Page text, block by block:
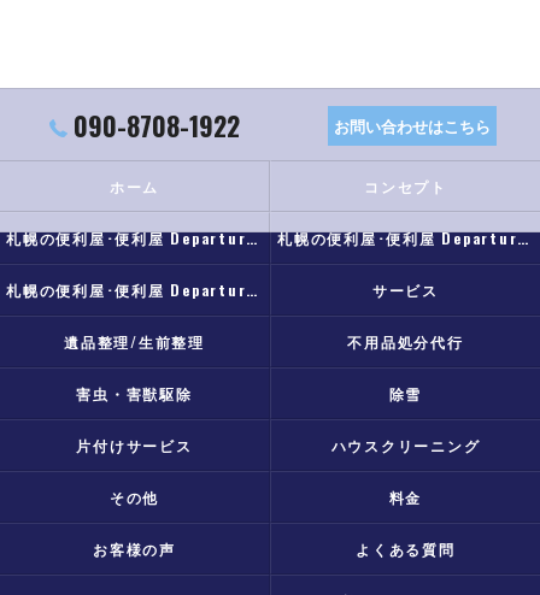
090-8708-1922 お問い合わせはこちら
ホーム コンセプト
札幌の便利屋･便利屋 Departureの口コミ情報 札幌の便利屋･便利屋 Departureの評判
札幌の便利屋･便利屋 Departureのお客様の声 サービス
遺品整理/生前整理 不用品処分代行
害虫・害獣駆除 除雪
片付けサービス ハウスクリーニング
その他 料金
お客様の声 よくある質問